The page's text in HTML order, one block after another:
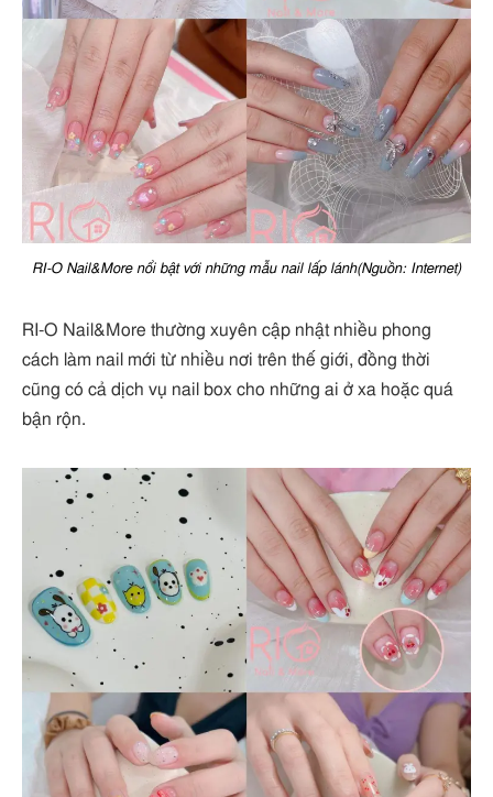
RI-O Nail&More nổi bật với những mẫu nail lấp lánh(Nguồn: Internet)
RI-O Nail&More thường xuyên cập nhật nhiều phong
cách làm nail mới từ nhiều nơi trên thế giới, đồng thời
cũng có cả dịch vụ nail box cho những ai ở xa hoặc quá
bận rộn.